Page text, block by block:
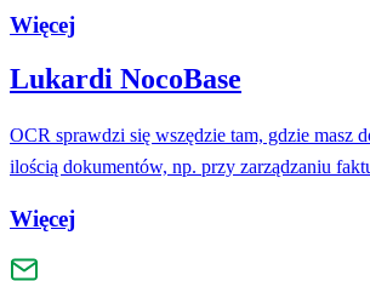
Więcej
Lukardi NocoBase
OCR sprawdzi się wszędzie tam, gdzie masz
ilością dokumentów, np. przy zarządzaniu
Więcej